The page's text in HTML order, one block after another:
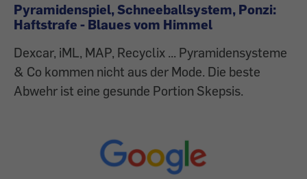
Pyramidenspiel, Schneeballsystem, Ponzi:
Haftstrafe - Blaues vom Himmel
Dexcar, iML, MAP, Recyclix ... Pyramidensysteme
& Co kommen nicht aus der Mode. Die beste
Abwehr ist eine gesunde Portion Skepsis.